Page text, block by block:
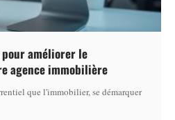
améliorer le
agence immobilière
que l'immobilier, se démarquer